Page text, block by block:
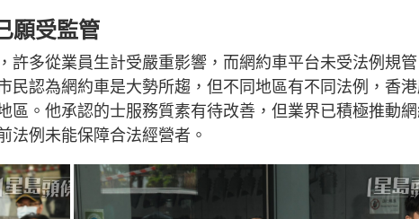
n
g
T
願受監管
許多從業員生計受嚴重影響，而網約車平台未受法例規
民認為網約車是大勢所趨，但不同地區有不同法例，香
區。他承認的士服務質素有待改善，但業界已積極推動
法例未能保障合法經營者。